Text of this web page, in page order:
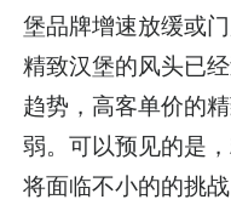
堡品牌增速放缓或
精致汉堡的风头已
趋势，高客单价的
弱。可以预见的是
将面临不小的的挑战